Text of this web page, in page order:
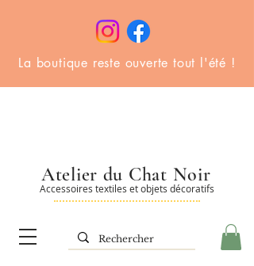
La boutique reste ouverte tout l'été !
Accessoires textiles et objets décoratifs
Atelier du Chat Noir